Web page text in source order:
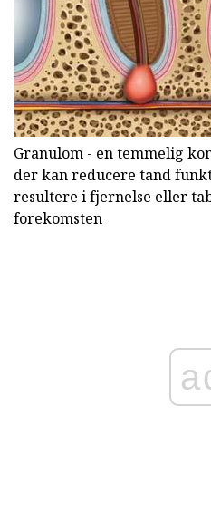
Granulom - en temmelig
der kan reducere tand
resultere i fjernelse eller
forekomsten